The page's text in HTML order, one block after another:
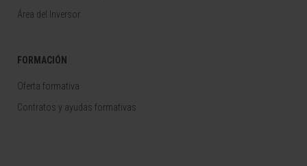
Área del Inversor
FORMACIÓN
Oferta formativa
Contratos y ayudas formativas